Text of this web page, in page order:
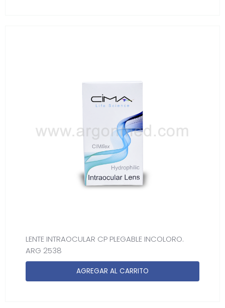
LENTE INTRAOCULAR CP PLEGABLE INCOLORO.
ARG 2538
AGREGAR AL CARRITO